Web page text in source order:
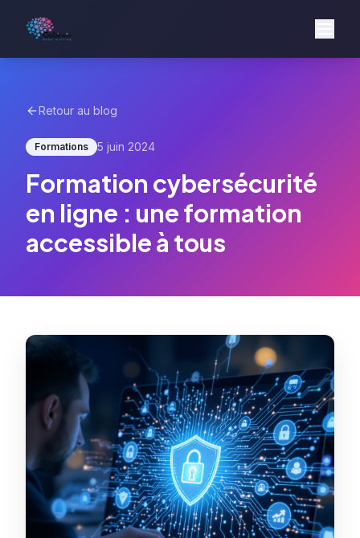
Retour au blog
Formations 5 juin 2024
Formation cybersécurité
en ligne : une formation
accessible à tous